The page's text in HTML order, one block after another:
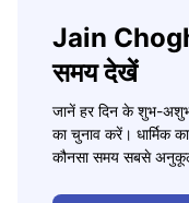
Jain
समय देखें
जानें हर दिन के शुभ-
का चुनाव करें। धार्मिक
कौनसा समय सबसे